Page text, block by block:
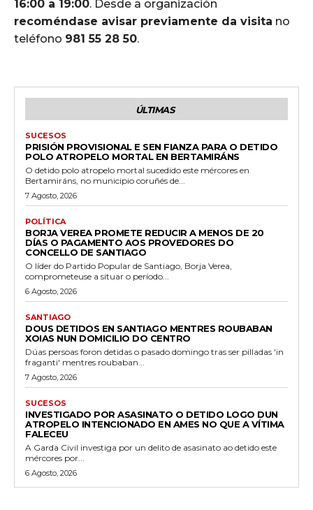
16:00 a 19:00. Desde a organización
recoméndase avisar previamente da visita no
teléfono 981 55 28 50.
ÚLTIMAS
SUCESOS
PRISIÓN PROVISIONAL E SEN FIANZA PARA O DETIDO
POLO ATROPELO MORTAL EN BERTAMIRÁNS
O detido polo atropelo mortal sucedido este mércores en
Bertamiráns, no municipio coruñés de...
7 Agosto, 2026
POLÍTICA
BORJA VEREA PROMETE REDUCIR A MENOS DE 20
DÍAS O PAGAMENTO AOS PROVEDORES DO
CONCELLO DE SANTIAGO
O líder do Partido Popular de Santiago, Borja Verea,
comprometeuse a situar o período...
6 Agosto, 2026
SANTIAGO
DOUS DETIDOS EN SANTIAGO MENTRES ROUBABAN
XOIAS NUN DOMICILIO DO CENTRO
Dúas persoas foron detidas o pasado domingo tras ser pilladas 'in
fraganti' mentres roubaban...
7 Agosto, 2026
SUCESOS
INVESTIGADO POR ASASINATO O DETIDO LOGO DUN
ATROPELO INTENCIONADO EN AMES NO QUE A VÍTIMA
FALECEU
A Garda Civil investiga por un delito de asasinato ao detido este
mércores por...
6 Agosto, 2026